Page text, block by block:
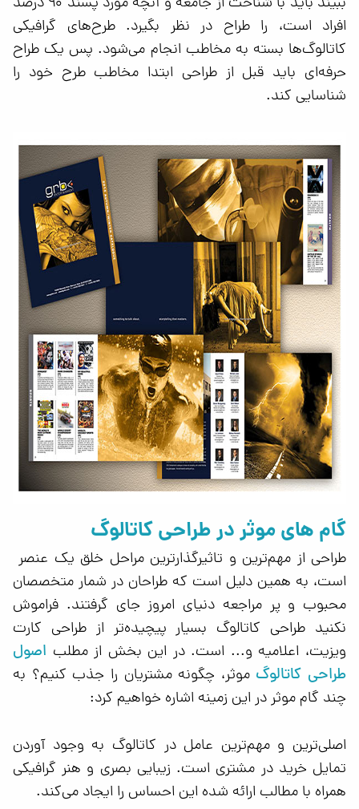
افراد است، را طراح در نظر بگیرد. طرح‌های گرافیکی
کاتالوگ‌ها بسته به مخاطب انجام می‌شود. پس یک طراح
حرفه‌ای باید قبل از طراحی ابتدا مخاطب طرح خود را
شناسایی کند.
گام های موثر در طراحی کاتالوگ
طراحی از مهم‌ترین و تاثیرگذارترین مراحل خلق یک عنصر
است، به همین دلیل است که طراحان در شمار متخصصان
محبوب و پر مراجعه دنیای امروز جای گرفتند. فراموش
نکنید طراحی کاتالوگ بسیار پیچیده‌تر از طراحی کارت
ویزیت، اعلامیه و... است. در این بخش از مطلب اصول
طراحی کاتالوگ موثر، چگونه مشتریان را جذب کنیم؟ به
چند گام موثر در این زمینه اشاره خواهیم کرد:
اصلی‌ترین و مهم‌ترین عامل در کاتالوگ به وجود آوردن
تمایل خرید در مشتری است. زیبایی بصری و هنر گرافیکی
همراه با مطالب ارائه شده این احساس را ایجاد می‌کند.